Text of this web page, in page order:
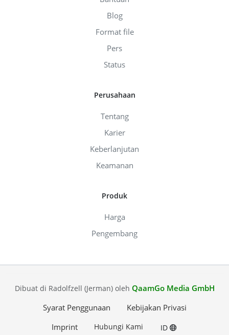
Blog
Format file
Pers
Status
Perusahaan
Tentang
Karier
Keberlanjutan
Keamanan
Produk
Harga
Pengembang
Dibuat di Radolfzell (Jerman) oleh QaamGo Media GmbH
Syarat Penggunaan
Kebijakan Privasi
Imprint
Hubungi Kami ID